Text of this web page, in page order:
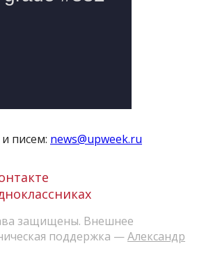
писем: news@upweek.ru
защищены. Внешнее
поддержка —Александр